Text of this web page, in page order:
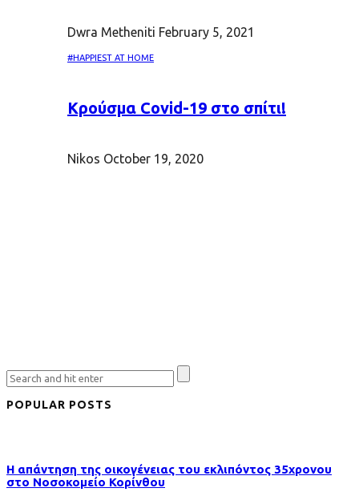
Dwra Metheniti February 5, 2021
#HAPPIEST AT HOME
Κρούσμα Covid-19 στο σπίτι!
Nikos October 19, 2020
POPULAR POSTS
Η απάντηση της οικογένειας του εκλιπόντος 35χρονου
στo Νοσοκομείο Κορίνθου